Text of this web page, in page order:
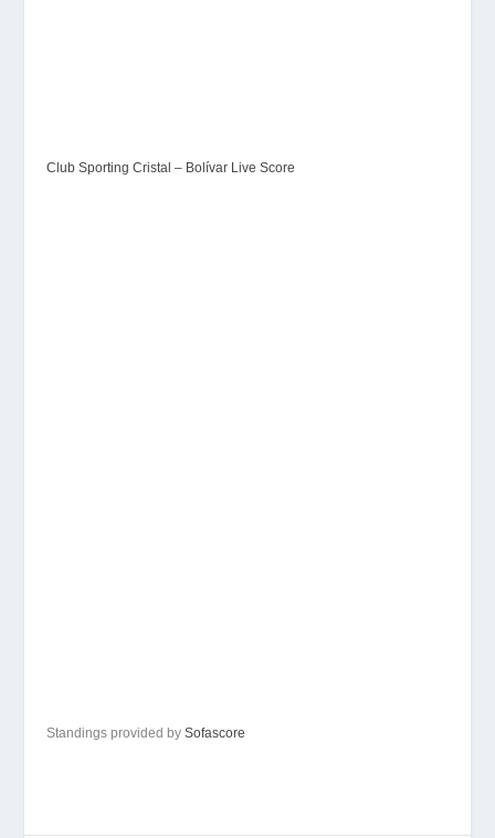
Club Sporting Cristal – Bolívar Live Score
Standings provided bySofascore